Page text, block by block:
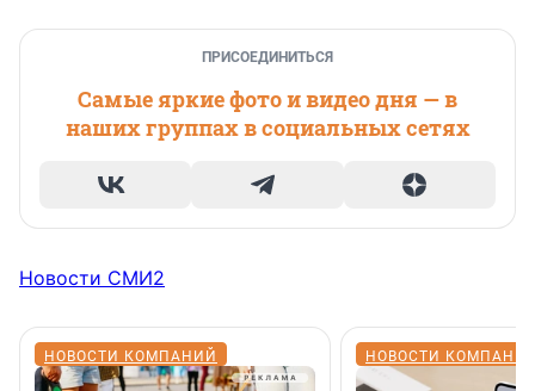
ПРИСОЕДИНИТЬСЯ
Самые яркие фото и видео дня — в
наших группах в социальных сетях
Новости СМИ2
НОВОСТИ КОМПАНИЙ НОВОСТИ